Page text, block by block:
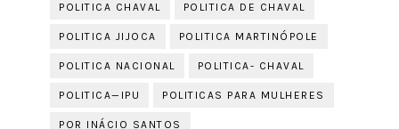
POLITICA CHAVAL POLITICA DE CHAVAL
POLITICA JIJOCA POLITICA MARTINÓPOLE
POLITICA NACIONAL POLITICA- CHAVAL
POLITICA—IPU POLITICAS PARA MULHERES
POR INÁCIO SANTOS